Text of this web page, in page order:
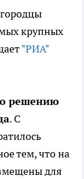
крупных
"РИА"
решению
. С
тем, что на
для